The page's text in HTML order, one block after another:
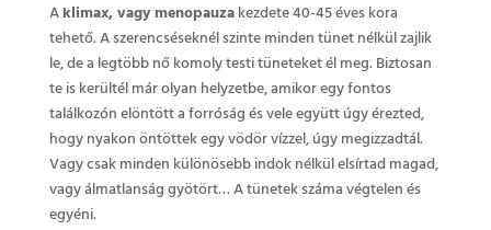
Aklimax, vagy menopauzakezdete 40-45 éves kora
tehető. A szerencséseknél szinte minden tünet nélkül zajlik
le, de a legtöbb nő komoly testi tüneteket él meg. Biztosan
te is kerültél már olyan helyzetbe, amikor egy fontos
találkozón elöntött a forróság és vele együtt úgy érezted,
hogy nyakon öntöttek egy vödör vízzel, úgy megizzadtál.
Vagy csak minden különösebb indok nélkül elsírtad magad,
vagy álmatlanság gyötört… A tünetek száma végtelen és
egyéni.